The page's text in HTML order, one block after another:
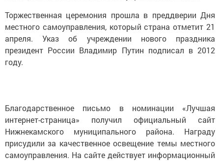
Торжественная церемония прошла в преддверии Дня
местного самоуправления, который страна отметит 21
апреля. Указ об учреждении нового праздника
президент России Владимир Путин подписал в 2012
году.
Благодарственное письмо в номинации «Лучшая
интернет-страница» получил официальный сайт
Нижнекамского муниципального района. Награду
присудили за качественное освещение темы местного
самоуправления. На сайте действует информационный